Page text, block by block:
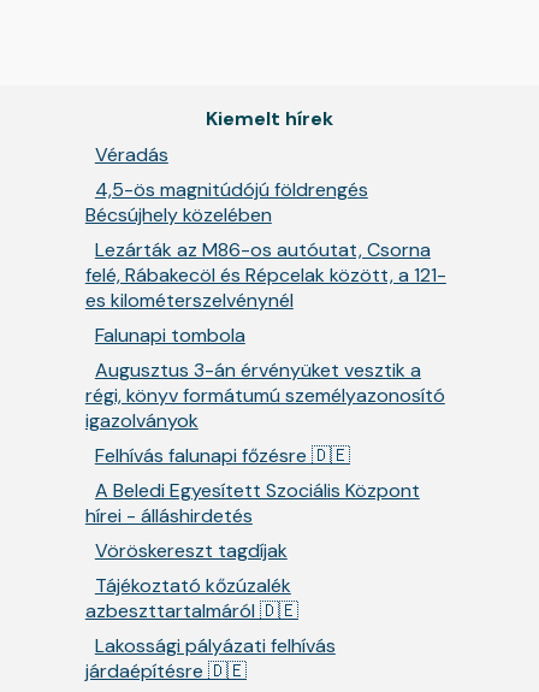
Kiemelt hírek
Véradás
4,5-ös magnitúdójú földrengés
Bécsújhely közelében
Lezárták az M86-os autóutat, Csorna
felé, Rábakecöl és Répcelak között, a 121-
es kilométerszelvénynél
Falunapi tombola
Augusztus 3-án érvényüket vesztik a
régi, könyv formátumú személyazonosító
igazolványok
Felhívás falunapi főzésre 🇩🇪
A Beledi Egyesített Szociális Központ
hírei - álláshirdetés
Vöröskereszt tagdíjak
Tájékoztató kőzúzalék
azbeszttartalmáról 🇩🇪
Lakossági pályázati felhívás
járdaépítésre 🇩🇪